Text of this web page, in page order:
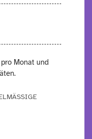
Monat und
I